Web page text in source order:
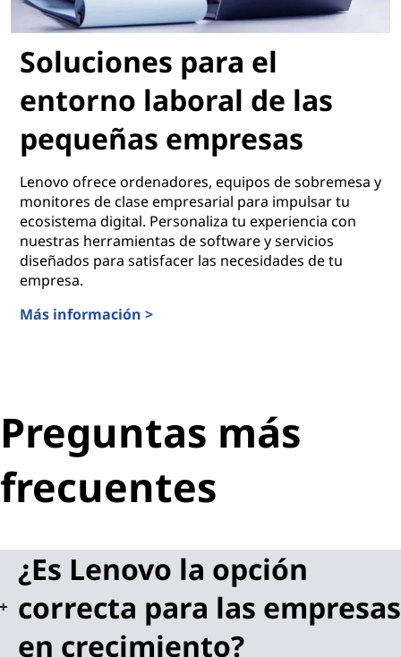
Soluciones para el
entorno laboral de las
pequeñas empresas
Lenovo ofrece ordenadores, equipos de sobremesa y
monitores de clase empresarial para impulsar tu
ecosistema digital. Personaliza tu experiencia con
nuestras herramientas de software y servicios
diseñados para satisfacer las necesidades de tu
empresa.
Más información >
Preguntas más
frecuentes
¿Es Lenovo la opción
correcta para las empresas
en crecimiento?